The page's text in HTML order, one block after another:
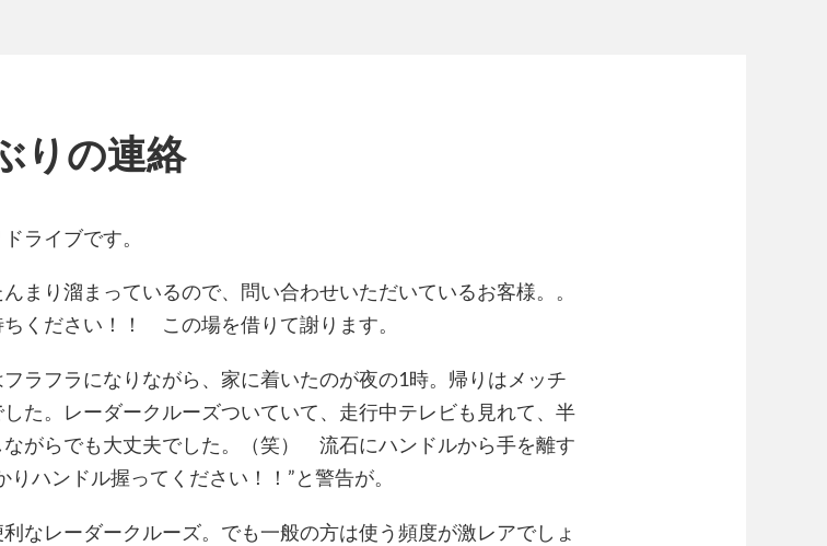
りの連絡
ライブです。
まり溜まっているので、問い合わせいただいているお客様。。
ちください！！ この場を借りて謝ります。
ラフラになりながら、家に着いたのが夜の1時。帰りはメッチ
した。レーダークルーズついていて、走行中テレビも見れて、半
ながらでも大丈夫でした。（笑） 流石にハンドルから手を離す
りハンドル握ってください！！”と警告が。
なレーダークルーズ。でも一般の方は使う頻度が激レアでしょ